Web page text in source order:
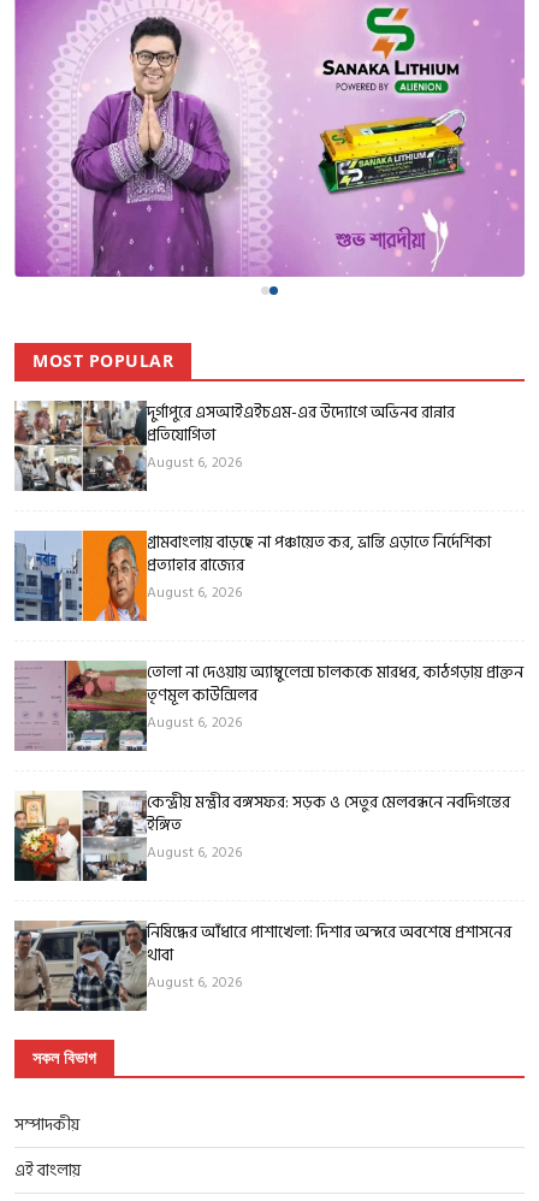
MOST POPULAR
দুর্গাপুরে এসআইএইচএম-এর উদ্যোগে অভিনব রান্নার
প্রতিযোগিতা
August 6, 2026
গ্রামবাংলায় বাড়ছে না পঞ্চায়েত কর, ভ্রান্তি এড়াতে নির্দেশিকা
প্রত্যাহার রাজ্যের
August 6, 2026
তোলা না দেওয়ায় অ্যাম্বুলেন্স চালককে মারধর, কাঠগড়ায় প্রাক্তন
তৃণমূল কাউন্সিলর
August 6, 2026
কেন্দ্রীয় মন্ত্রীর বঙ্গসফর: সড়ক ও সেতুর মেলবন্ধনে নবদিগন্তের
ইঙ্গিত
August 6, 2026
নিষিদ্ধের আঁধারে পাশাখেলা: দিশার অন্দরে অবশেষে প্রশাসনের
থাবা
August 6, 2026
সকল বিভাগ
সম্পাদকীয়
এই বাংলায়